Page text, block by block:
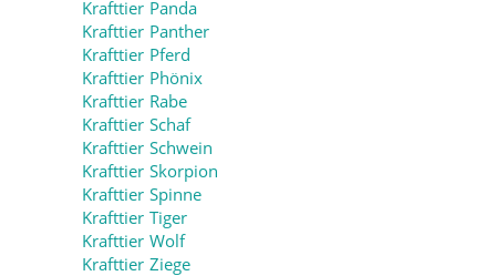
Krafttier Panda
Krafttier Panther
Krafttier Pferd
Krafttier Phönix
Krafttier Rabe
Krafttier Schaf
Krafttier Schwein
Krafttier Skorpion
Krafttier Spinne
Krafttier Tiger
Krafttier Wolf
Krafttier Ziege